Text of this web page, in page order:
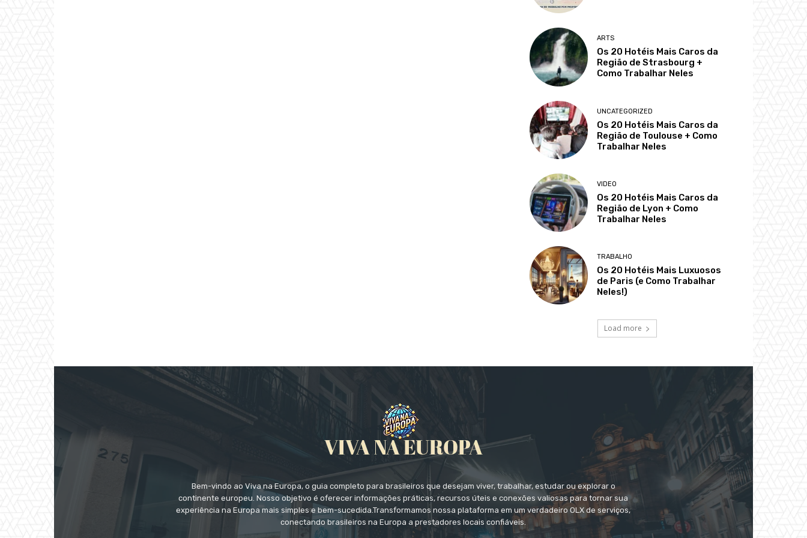
ARTS
Os 20 Hotéis Mais Caros da
Região de Strasbourg +
Como Trabalhar Neles
UNCATEGORIZED
Os 20 Hotéis Mais Caros da
Região de Toulouse + Como
Trabalhar Neles
VIDEO
Os 20 Hotéis Mais Caros da
Região de Lyon + Como
Trabalhar Neles
TRABALHO
Os 20 Hotéis Mais Luxuosos
de Paris (e Como Trabalhar
Neles!)
Load more
Bem-vindo ao Viva na Europa, o guia completo para brasileiros que desejam viver, trabalhar, estudar ou explorar o
continente europeu. Nosso objetivo é oferecer informações práticas, recursos úteis e conexões valiosas para tornar sua
experiência na Europa mais simples e bem-sucedida.Transformamos nossa plataforma em um verdadeiro OLX de serviços,
conectando brasileiros na Europa a prestadores locais confiáveis.